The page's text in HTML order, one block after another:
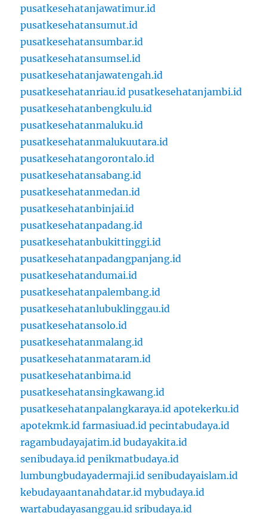
pusatkesehatanjawatimur.id
pusatkesehatansumut.id
pusatkesehatansumbar.id
pusatkesehatansumsel.id
pusatkesehatanjawatengah.id
pusatkesehatanriau.id pusatkesehatanjambi.id
pusatkesehatanbengkulu.id
pusatkesehatanmaluku.id
pusatkesehatanmalukuutara.id
pusatkesehatangorontalo.id
pusatkesehatansabang.id
pusatkesehatanmedan.id
pusatkesehatanbinjai.id
pusatkesehatanpadang.id
pusatkesehatanbukittinggi.id
pusatkesehatanpadangpanjang.id
pusatkesehatandumai.id
pusatkesehatanpalembang.id
pusatkesehatanlubuklinggau.id
pusatkesehatansolo.id
pusatkesehatanmalang.id
pusatkesehatanmataram.id
pusatkesehatanbima.id
pusatkesehatansingkawang.id
pusatkesehatanpalangkaraya.id apotekerku.id
apotekmk.id farmasiuad.id pecintabudaya.id
ragambudayajatim.id budayakita.id
senibudaya.id penikmatbudaya.id
lumbungbudayadermaji.id senibudayaislam.id
kebudayaantanahdatar.id mybudaya.id
wartabudayasanggau.id sribudaya.id